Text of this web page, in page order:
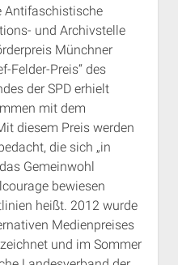
Antifaschistische
und Archivstelle
Münchner
Felder-Preis“ des
der SPD erhielt
mit dem
diesem Preis werden
die sich „in
Gemeinwohl
bewiesen
heißt. 2012 wurde
Medienpreises
und im Sommer